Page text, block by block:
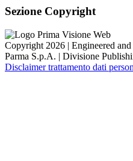
Sezione Copyright
Copyright 2026 | Engineered
Parma S.p.A. | Divisione
Disclaimer trattamento dati